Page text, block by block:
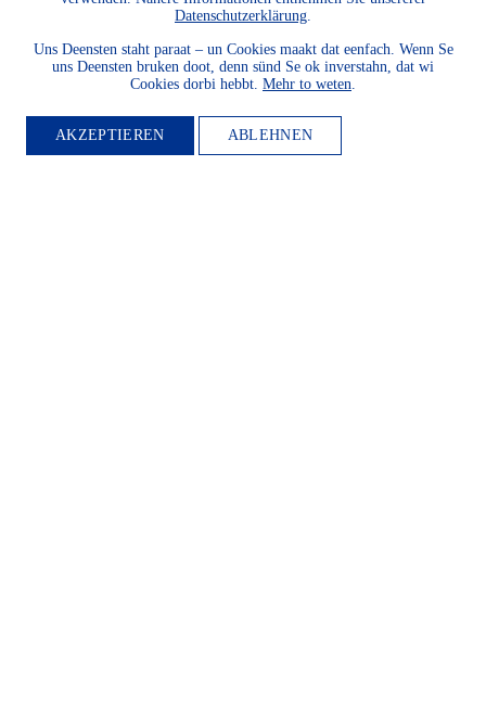
und Landeskunde sowie den
Schutz und die Entwicklung
der Natur und Umwelt und
unserer Landessprachen
fördern? Dann werden Sie
Datenschutzerklärung
Uns Deensten staht paraat – un Cookies maakt dat eenfach. Wenn Se
uns Deensten bruken doot, denn sünd Se ok inverstahn, dat wi
Cookies dorbi hebbt. Mehr to weten
AKZEPTIEREN ABLEHNEN